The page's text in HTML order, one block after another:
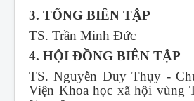
3. TỔNG BIÊN TẬP
TS. Trần Minh Đức
4. HỘI ĐỒNG BIÊN TẬP
TS. Nguyễn Duy Thụy -
Viện Khoa học xã hội vùng